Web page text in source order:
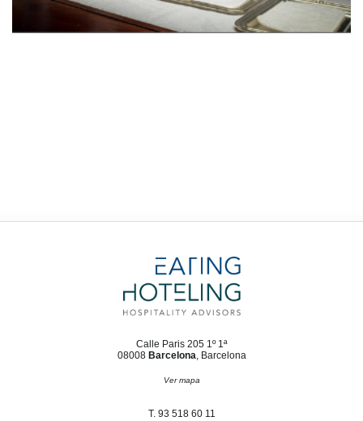
Calle Paris 205 1º 1ª
08008 Barcelona, Barcelona
Ver mapa
T. 93 518 60 11